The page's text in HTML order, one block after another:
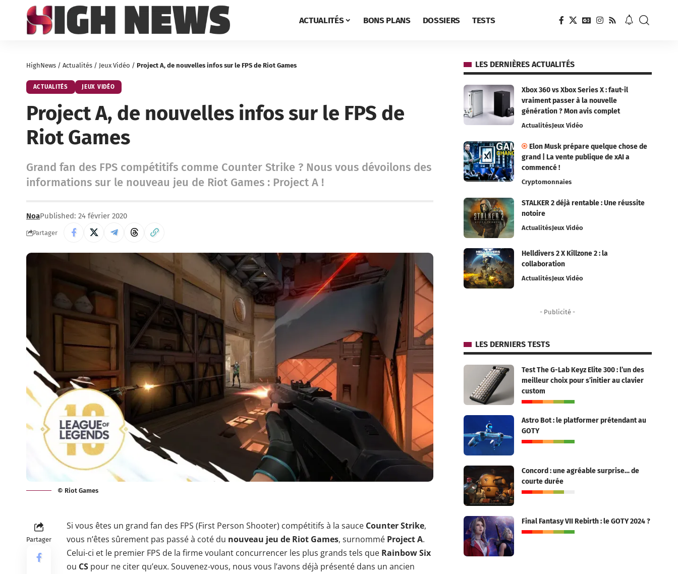
ACTUALITÉS BONS PLANS DOSSIERS TESTS
HighNews / Actualités / Jeux Vidéo / Project A, de nouvelles infos sur le FPS de Riot Games
ACTUALITÉS JEUX VIDÉO
Project A, de nouvelles infos sur le FPS de
Riot Games
Grand fan des FPS compétitifs comme Counter Strike ? Nous vous dévoilons des
informations sur le nouveau jeu de Riot Games : Project A !
NoaPublished: 24 février 2020
Partager
© Riot Games
Partager
Si vous êtes un grand fan des FPS (First Person Shooter) compétitifs à la sauce Counter Strike,
vous n’êtes sûrement pas passé à coté du nouveau jeu de Riot Games, surnommé Project A.
Celui-ci et le premier FPS de la firme voulant concurrencer les plus grands tels que Rainbow Six
ou CS pour ne citer qu’eux. Souvenez-vous, nous vous l’avons déjà présenté dans un ancien
LES DERNIÈRES ACTUALITÉS
Xbox 360 vs Xbox Series X : faut-il
vraiment passer à la nouvelle
génération ? Mon avis complet
ActualitésJeux Vidéo
Elon Musk prépare quelque chose de
grand | La vente publique de xAI a
commencé !
Cryptomonnaies
STALKER 2 déjà rentable : Une réussite
notoire
ActualitésJeux Vidéo
Helldivers 2 X Killzone 2 : la
collaboration
ActualitésJeux Vidéo
- Publicité -
LES DERNIERS TESTS
Test The G-Lab Keyz Elite 300 : l’un des
meilleur choix pour s’initier au clavier
custom
Astro Bot : le platformer prétendant au
GOTY
Concord : une agréable surprise… de
courte durée
Final Fantasy VII Rebirth : le GOTY 2024 ?